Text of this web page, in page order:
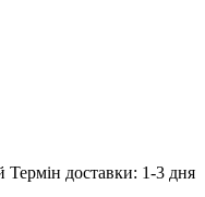
Термін доставки: 1-3 дня